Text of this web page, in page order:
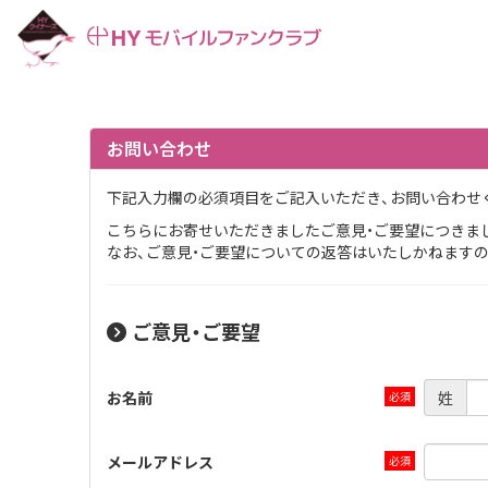
お問い合わせ
下記入力欄の必須項目をご記入いただき、お問い合わせ
こちらにお寄せいただきましたご意見・ご要望につき
なお、ご意見・ご要望についての返答はいたしかねます
ご意見・ご要望
お名前 姓
メールアドレス